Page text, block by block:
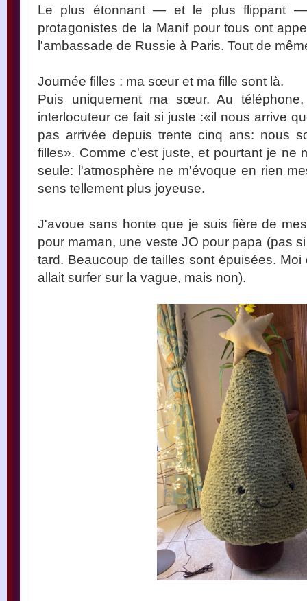
Le plus étonnant — et le plus flippant
protagonistes de la Manif pour tous ont
l'ambassade de Russie à Paris. Tout de
Journée filles : ma sœur et ma fille sont là.
Puis uniquement ma sœur. Au
interlocuteur ce fait si juste :«il nous arrive
pas arrivée depuis trente cinq ans: nous
filles». Comme c'est juste, et pourtant je ne
seule: l'atmosphère ne m'évoque en rien
sens tellement plus joyeuse.
J'avoue sans honte que je suis fière de
pour maman, une veste JO pour papa (pas
tard. Beaucoup de tailles sont épuisées.
allait surfer sur la vague, mais non).